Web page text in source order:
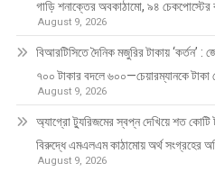
গাড়ি শনাক্তের অবকাঠামো, ৯৪ চেকপোস্টের
August 9, 2026
বিআরটিসিতে দৈনিক মজুরির টাকায় ‘কর্তন’ :
৭০০ টাকার বদলে ৬০০—চেয়ারম্যানকে টাকা
August 9, 2026
অ্যাগ্রো ট্যুরিজমের স্বপ্ন দেখিয়ে শত কোটি
বিরুদ্ধে এমএলএম কাঠামোয় অর্থ সংগ্রহের
August 9, 2026